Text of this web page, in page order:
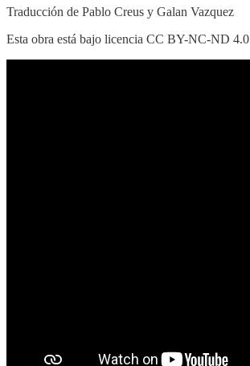
Traducción de Pablo Creus y Galan Vazquez
Esta obra está bajo licencia CC BY-NC-ND 4.0